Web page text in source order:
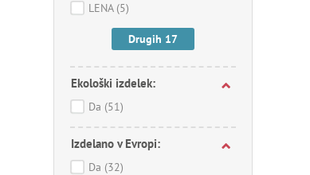
LENA (5)
Drugih 17
Ekološki izdelek:
Da (51)
Izdelano v Evropi:
Da (32)